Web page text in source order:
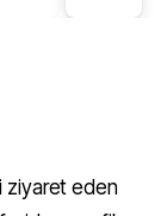
ziyaret eden